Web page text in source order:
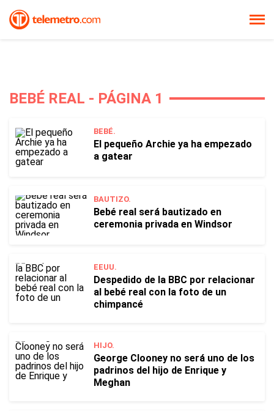
BEBÉ REAL - PÁGINA 1
BEBÉ.
El pequeño Archie ya ha empezado
a gatear
BAUTIZO.
Bebé real será bautizado en
ceremonia privada en Windsor
EEUU.
Despedido de la BBC por relacionar
al bebé real con la foto de un
chimpancé
HIJO.
George Clooney no será uno de los
padrinos del hijo de Enrique y
Meghan